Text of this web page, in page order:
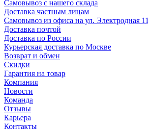
Самовывоз с нашего склада
Доставка частным лицам
Самовывоз из офиса на ул. Электродная 11
Доставка почтой
Доставка по России
Курьерская доставка по Москве
Возврат и обмен
Скидки
Гарантия на товар
Компания
Новости
Команда
Отзывы
Карьера
Контакты